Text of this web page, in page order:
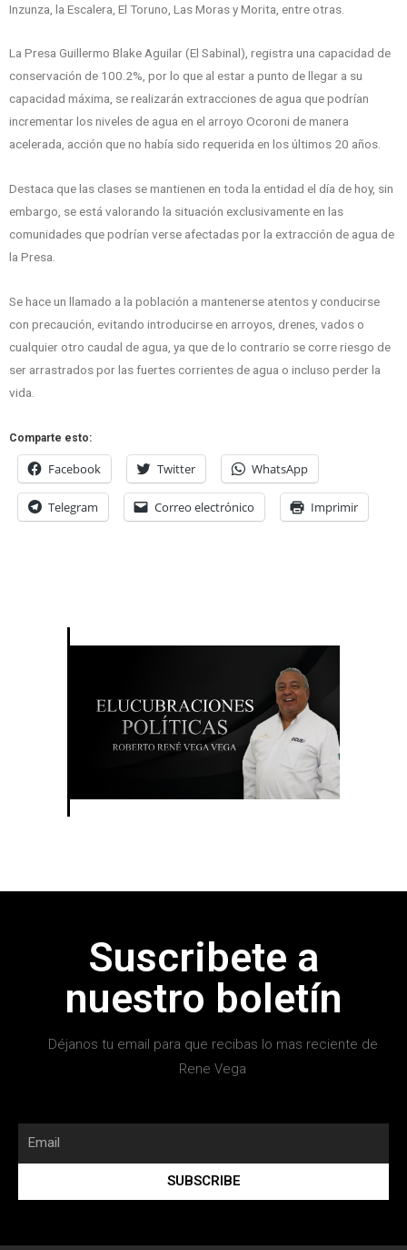
Inzunza, la Escalera, El Toruno, Las Moras y Morita, entre otras.
La Presa Guillermo Blake Aguilar (El Sabinal), registra una capacidad de
conservación de 100.2%, por lo que al estar a punto de llegar a su
capacidad máxima, se realizarán extracciones de agua que podrían
incrementar los niveles de agua en el arroyo Ocoroni de manera
acelerada, acción que no había sido requerida en los últimos 20 años.
Destaca que las clases se mantienen en toda la entidad el día de hoy, sin
embargo, se está valorando la situación exclusivamente en las
comunidades que podrían verse afectadas por la extracción de agua de
la Presa.
Se hace un llamado a la población a mantenerse atentos y conducirse
con precaución, evitando introducirse en arroyos, drenes, vados o
cualquier otro caudal de agua, ya que de lo contrario se corre riesgo de
ser arrastrados por las fuertes corrientes de agua o incluso perder la
vida.
Comparte esto:
Facebook Twitter WhatsApp
Telegram Correo electrónico Imprimir
Suscribete a
nuestro boletín
Déjanos tu email para que recibas lo mas reciente de
Rene Vega
SUBSCRIBE